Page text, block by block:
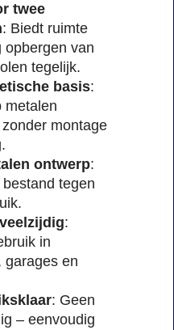
twee
: Biedt ruimte
opbergen van
tegelijk.
basis:
metalen
montage
ontwerp:
tegen
:
in
garages en
: Geen
– eenvoudig